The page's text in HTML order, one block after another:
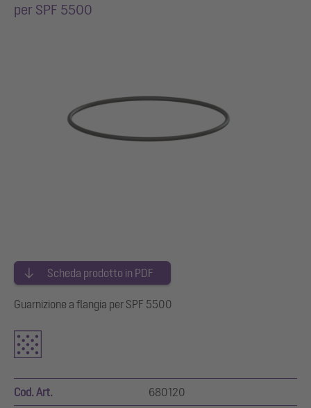
per SPF 5500
Scheda prodotto in PDF
Guarnizione a flangia per SPF 5500
Cod. Art. 680120